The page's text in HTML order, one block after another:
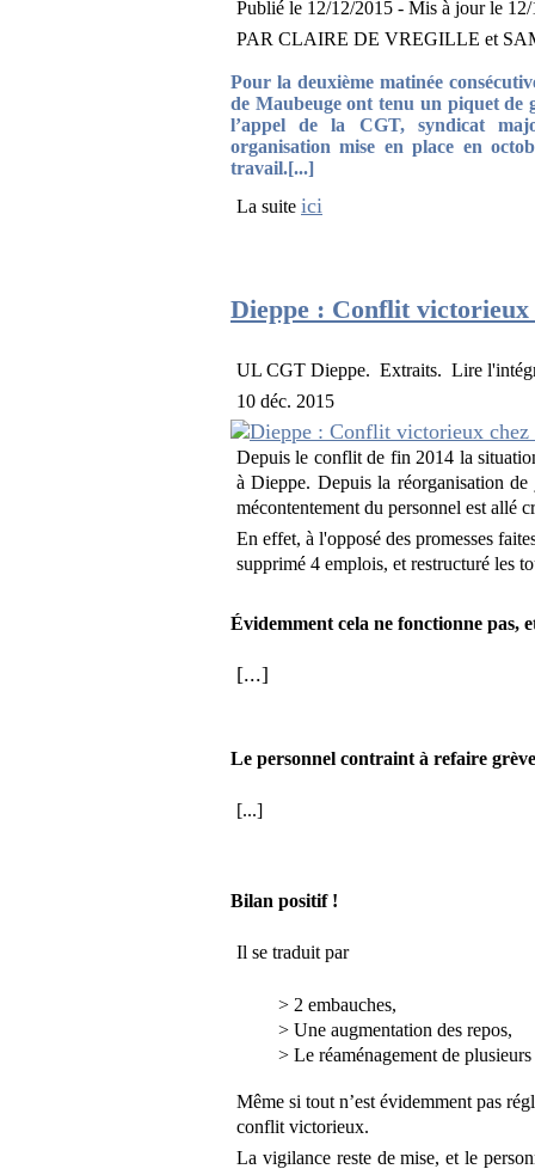
Publié le 12/12/2015- Mis à jour le
PAR CLAIRE DE VREGILLE et
Pour la deuxième matinée
de Maubeuge ont tenu un piquet de
l’appel de la CGT, syndicat
organisation mise en place en
travail.[...]
La suiteici
Dieppe : Conflit victorieux
UL CGT Dieppe. Extraits. Lire
10 déc. 2015
Depuis le conflit de fin 2014 la
à Dieppe. Depuis la réorganisation
mécontentement du personnel est allé
En effet, à l'opposé des promesses
supprimé 4 emplois, et restructuré les
Évidemment cela ne fonctionne pas,
[...]
Le personnel contraint à refaire
[...]
Bilan positif !
Il se traduit par
> 2 embauches,
> Une augmentation des repos,
> Le réaménagement de
Même si tout n’est évidemment pas
conflit victorieux.
La vigilance reste de mise, et le